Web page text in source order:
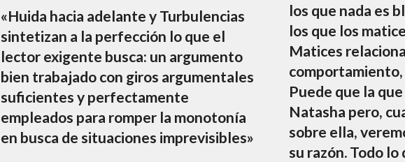
«Huida hacia adelante y Turbulencias
sintetizan a la perfección lo que el
lector exigente busca: un argumento
bien trabajado con giros argumentales
suficientes y perfectamente
empleados para romper la monotonía
en busca de situaciones imprevisibles»
los que nada es
los que los
Matices
comportamiento,
Puede que la
Natasha pero,
sobre ella,
su razón. Todo lo